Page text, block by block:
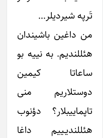
تَرپه شیردیلر…
من داغین باشیندان
هئللندیم. به نییه بو
ساعاتا کیمین
دوستلاریم منی
تاپماییبلار؟ دؤنوب
هئللندیـییم داغا